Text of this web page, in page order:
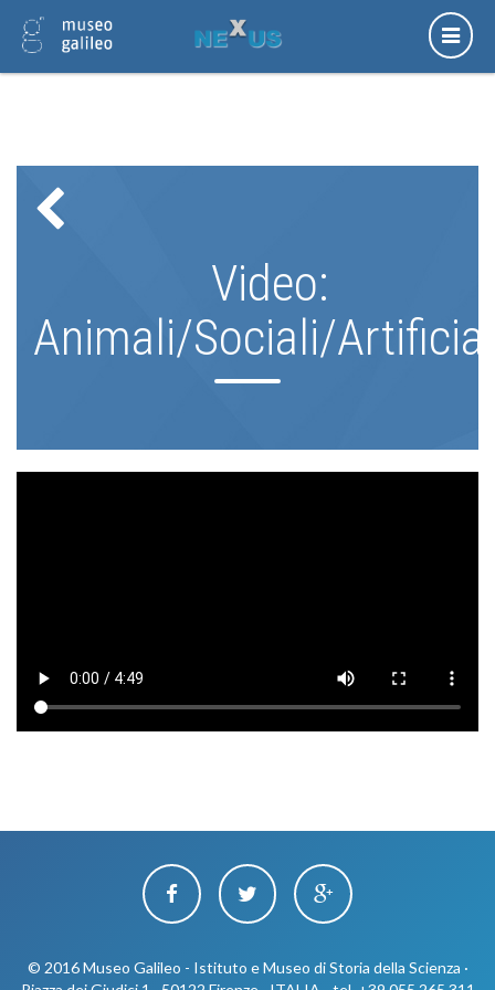
Video:
Animali/Sociali/
© 2016 Museo Galileo - Istituto e Museo di Storia della Scienza ·